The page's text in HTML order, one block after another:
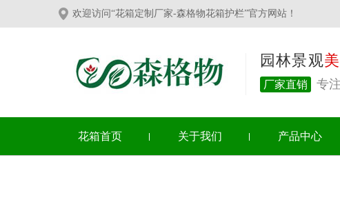
欢迎访问“花箱定制厂家-森格物花箱护栏”官方网站！
园林景观
厂家直销 专
花箱首页 关于我们 产品中心